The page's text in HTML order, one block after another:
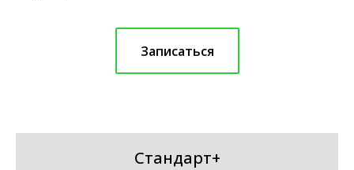
Записаться
Стандарт+